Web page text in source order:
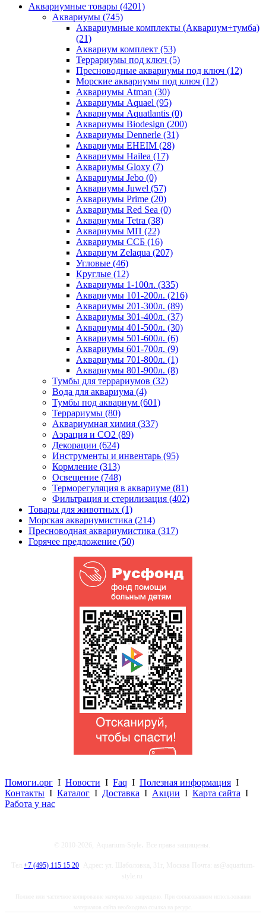
Аквариумные товары (4201)
Аквариумы (745)
Аквариумные комплекты (Аквариум+тумба)
(21)
Аквариум комплект (53)
Террариумы под ключ (5)
Пресноводные аквариумы под ключ (12)
Морские аквариумы под ключ (12)
Аквариумы Atman (30)
Аквариумы Aquael (95)
Аквариумы Aquatlantis (0)
Аквариумы Biodesign (200)
Аквариумы Dennerle (31)
Аквариумы EHEIM (28)
Аквариумы Hailea (17)
Аквариумы Gloxy (7)
Аквариумы Jebo (0)
Аквариумы Juwel (57)
Аквариумы Prime (20)
Аквариумы Red Sea (0)
Аквариумы Tetra (38)
Аквариумы МП (22)
Аквариумы ССБ (16)
Аквариум Zelaqua (207)
Угловые (46)
Круглые (12)
Аквариумы 1-100л. (335)
Аквариумы 101-200л. (216)
Аквариумы 201-300л. (89)
Аквариумы 301-400л. (37)
Аквариумы 401-500л. (30)
Аквариумы 501-600л. (6)
Аквариумы 601-700л. (9)
Аквариумы 701-800л. (1)
Аквариумы 801-900л. (8)
Тумбы для террариумов (32)
Вода для аквариума (4)
Тумбы под аквариум (601)
Террариумы (80)
Аквариумная химия (337)
Аэрация и CO2 (89)
Декорации (624)
Инструменты и инвентарь (95)
Кормление (313)
Освещение (748)
Терморегуляция в аквариуме (81)
Фильтрация и стерилизация (402)
Товары для животных (1)
Морская аквариумистика (214)
Пресноводная аквариумистика (317)
Горячее предложение (50)
Помоги.орг I Новости I Faq I Полезная информация I
Контакты I Каталог I Доставка I Акции I Карта сайта I
Работа у нас
+7 (495) 115 15 20